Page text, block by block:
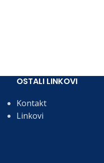
OSTALI LINKOVI
Kontakt
Linkovi